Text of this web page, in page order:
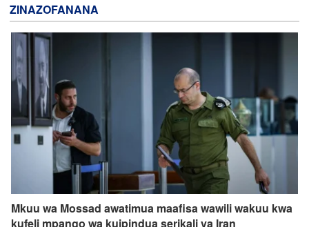
ZINAZOFANANA
Mkuu wa Mossad awatimua maafisa wawili wakuu kwa
kufeli mpango wa kuipindua serikali ya Iran